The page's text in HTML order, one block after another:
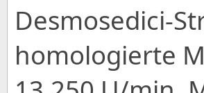
Desmosedici-
homologierte